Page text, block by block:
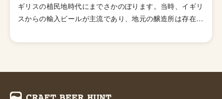
ギリスの植民地時代にまでさかのぼります。当時、イギリ
スからの輸入ビールが主流であり、地元の醸造所は存在し
20世紀に入ると、香港のビール市場は次第に発展し始
ル・ピルセン」という種類で、ほのかな甘い香りにアジア